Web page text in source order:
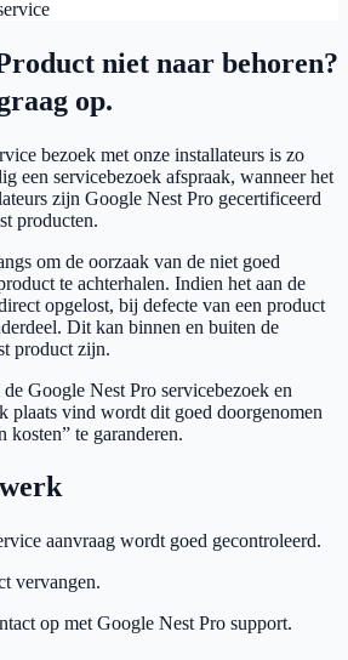
niet naar behoren?
op.
bezoek met onze installateurs is zo
een servicebezoek afspraak, wanneer het
zijn Google Nest Pro gecertificeerd
producten.
om de oorzaak van de niet goed
te achterhalen. Indien het aan de
opgelost, bij defecte van een product
Dit kan binnen en buiten de
product zijn.
Google Nest Pro servicebezoek en
plaats vind wordt dit goed doorgenomen
kosten” te garanderen.
aanvraag wordt goed gecontroleerd.
vervangen.
op met Google Nest Pro support.